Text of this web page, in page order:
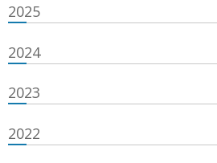
2025
2024
2023
2022